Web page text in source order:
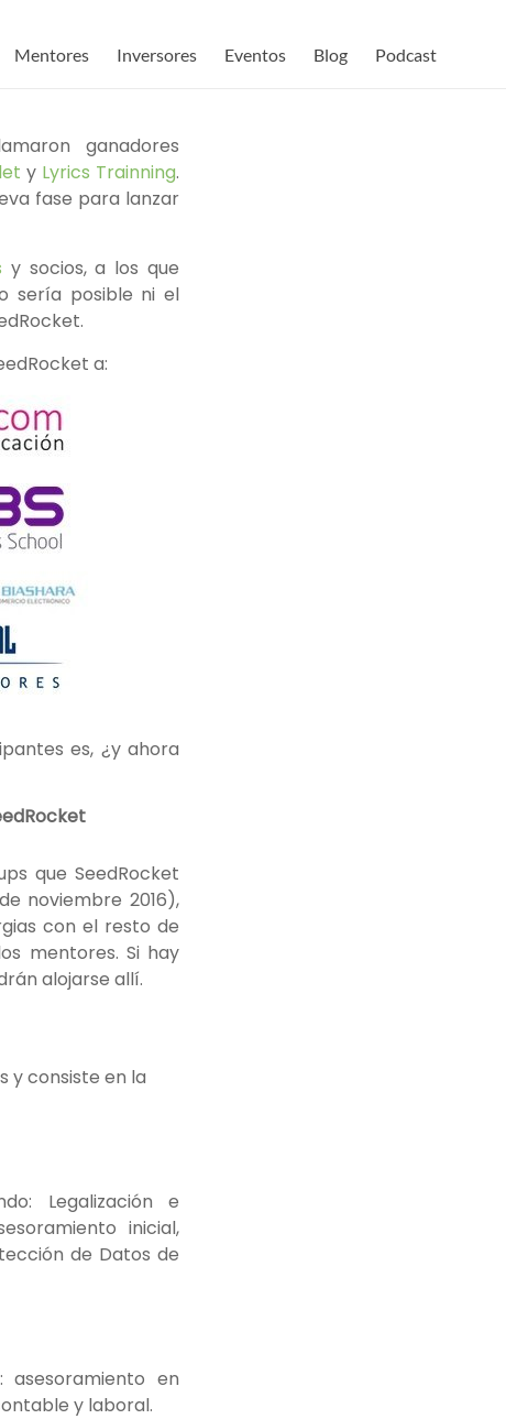
Mentores Inversores Eventos Blog Podcast
ganadores
y Lyrics Trainning.
fase para lanzar
y socios, a los que
sería posible ni el
a:
es, ¿y ahora
que SeedRocket
noviembre 2016),
con el resto de
mentores. Si hay
alojarse allí.
y consiste en la
Legalización e
inicial,
de Datos de
asesoramiento en
y laboral.